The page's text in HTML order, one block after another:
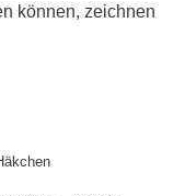
können, zeichnen